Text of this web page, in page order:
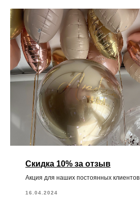
Скидка 10% за отзыв
Акция для наших постоянных клиентов
16.04.2024